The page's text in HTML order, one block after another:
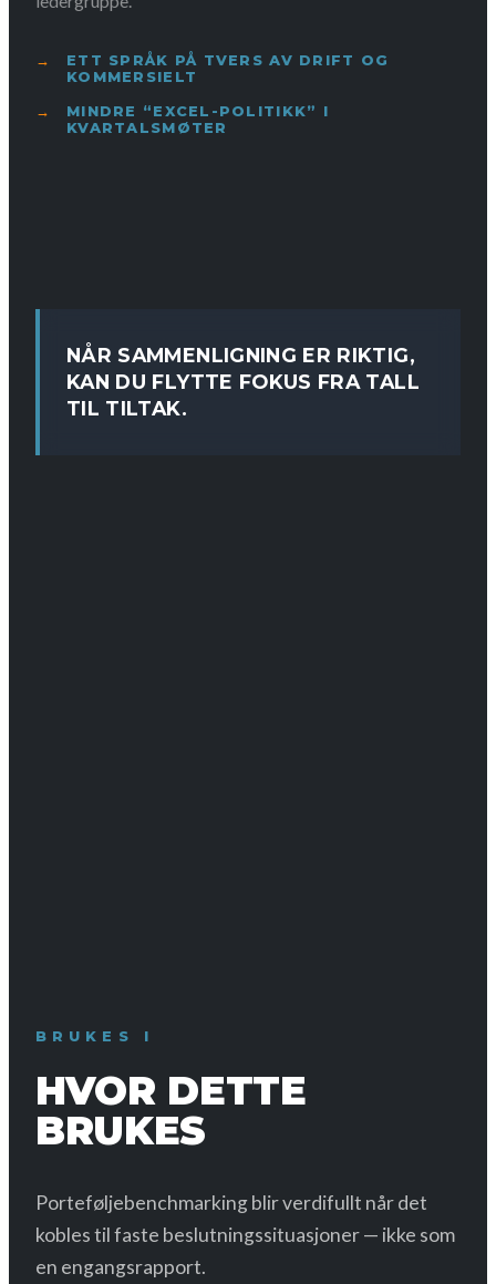
ETT SPRÅK PÅ TVERS AV DRIFT OG
KOMMERSIELT
MINDRE “EXCEL-POLITIKK” I
KVARTALSMØTER
NÅR SAMMENLIGNING ER RIKTIG,
KAN DU FLYTTE FOKUS FRA TALL
TIL TILTAK.
BRUKES I
HVOR DETTE
BRUKES
Porteføljebenchmarking blir verdifullt når det
kobles til faste beslutningssituasjoner — ikke som
en engangsrapport.